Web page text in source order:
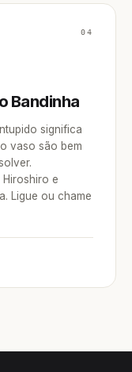
04
Bandinha
significa
vaso são bem
Hiroshiro e
Ligue ou chame